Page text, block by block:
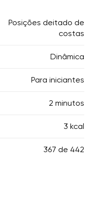
Posições deitado de
costas
Dinâmica
Para iniciantes
2 minutos
3 kcal
367 de 442